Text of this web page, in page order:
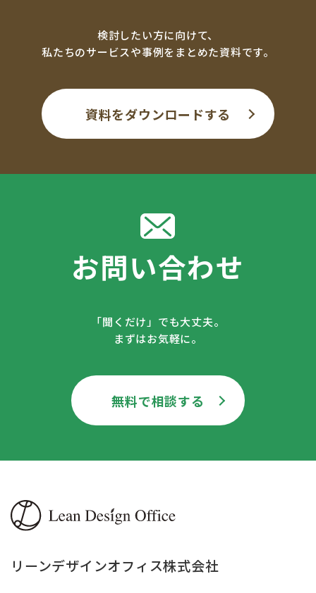
検討したい方に向けて、
私たちのサービスや事例をまとめた資料です。
資料をダウンロードする
お問い合わせ
「聞くだけ」でも大丈夫。
まずはお気軽に。
無料で相談する
リーンデザインオフィス株式会社